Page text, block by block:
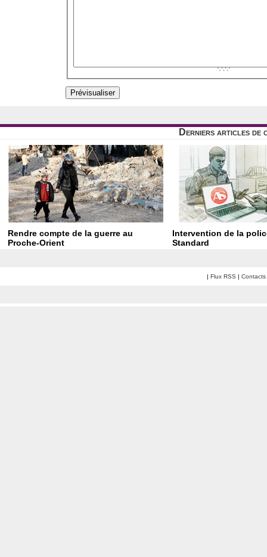
Derniers articles de
Rendre compte de la guerre au
Proche-Orient
Intervention de la
Standard
| Flux RSS | Contacts